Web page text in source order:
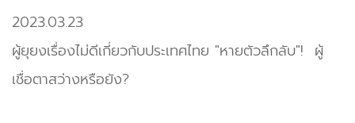
2023.03.23
ผู้ยุยงเรื่องไม่ดีเกี่ยวกับประเทศไทย "หายตัวลึกลับ"! ผู้
เชื่อตาสว่างหรือยัง?